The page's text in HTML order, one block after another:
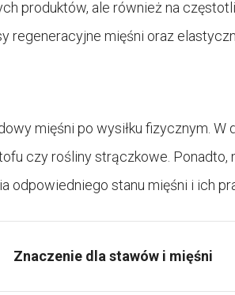
produktów, ale również na
regeneracyjne mięśni oraz
mięśni po wysiłku fizycznym. W
czy rośliny strączkowe. Ponadto,
odpowiedniego stanu mięśni i ich
Znaczenie dla stawów i mięśni